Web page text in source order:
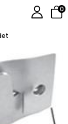
0